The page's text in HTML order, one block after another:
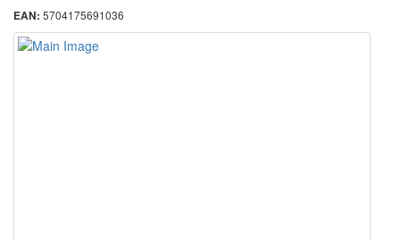
EAN: 5704175691036